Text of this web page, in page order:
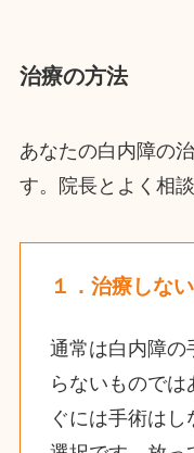
治療の方法
あなたの白内障の
す。院長とよく相
１．治療しない
通常は白内障の
らないもので
ぐには手術は